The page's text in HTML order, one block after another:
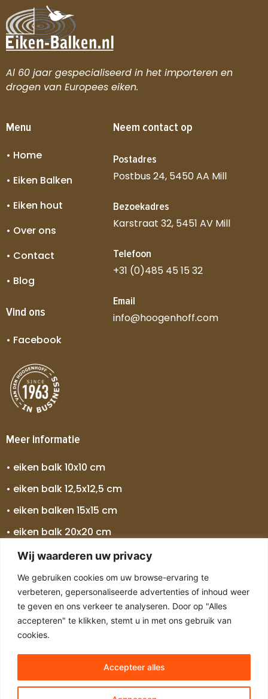
Wij waarderen uw privacy
We gebruiken cookies om uw browse-ervaring te
verbeteren, gepersonaliseerde advertenties of inhoud weer
te geven en ons verkeer te analyseren. Door op "Alles
accepteren" te klikken, stemt u in met ons gebruik van
cookies.
Accepteer alles
Al 60 jaar gespecialiseerd in het importeren en
drogen van Europees eiken.
Menu
• Home
• Eiken Balken
• Eiken hout
• Over ons
• Contact
• Blog
Vind ons
• Facebook
Neem contact op
Postadres
Postbus 24, 5450 AA Mill
Bezoekadres
Karstraat 32, 5451 AV Mill
Telefoon
+31 (0)485 45 15 32
Email
info@hoogenhoff.com
Meer informatie
• eiken balk 10x10 cm
• eiken balk 12,5x12,5 cm
• eiken balken 15x15 cm
• eiken balk 20x20 cm
• eiken balk 25x25 cm
• eiken balken 30x30 cm
• eiken balk 5 meter
• eiken balk 7 meter
Copyright © 2024 Alle rechten voorbehouden